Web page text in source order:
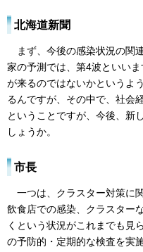
北海道新聞
まず、今後の感染状況の関
家の予測では、第4波といい
が来るのではないかというよ
るんですが、その中で、社会
ということですが、今後、新
しょうか。
市長
一つは、クラスター対策に
飲食店での感染、クラスター
くという状況がこれまでも見
の予防的・定期的な検査を実